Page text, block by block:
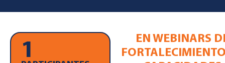
1
EN WEBINARS